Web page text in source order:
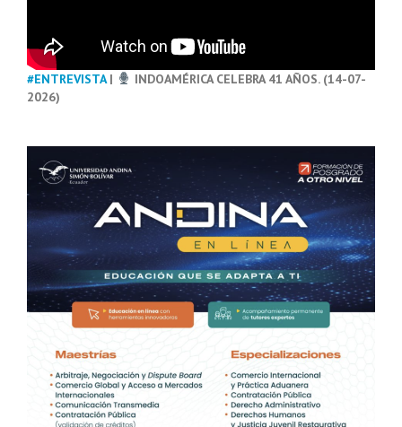
#ENTREVISTA|
INDOAMÉRICA CELEBRA 41 AÑOS. (14-07-
2026)